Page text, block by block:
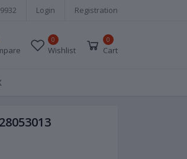
Login Registration
0
Wishlist
0
Cart